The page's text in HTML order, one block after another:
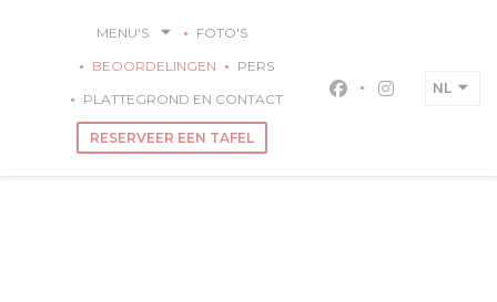
MENU'S
FOTO'S
BEOORDELINGEN
PERS
PLATTEGROND EN CONTACT
RESERVEER EEN TAFEL
FacebookInstagram
NL